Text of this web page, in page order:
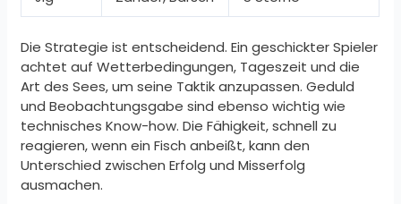
Die Strategie ist entscheidend. Ein geschickter Spieler
achtet auf Wetterbedingungen, Tageszeit und die
Art des Sees, um seine Taktik anzupassen. Geduld
und Beobachtungsgabe sind ebenso wichtig wie
technisches Know-how. Die Fähigkeit, schnell zu
reagieren, wenn ein Fisch anbeißt, kann den
Unterschied zwischen Erfolg und Misserfolg
ausmachen.